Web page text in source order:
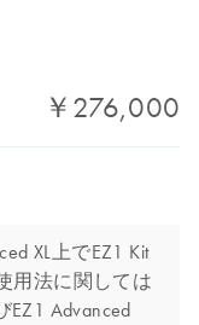
￥276,000
XL上でEZ1 Kit
用法に関しては
Advanced